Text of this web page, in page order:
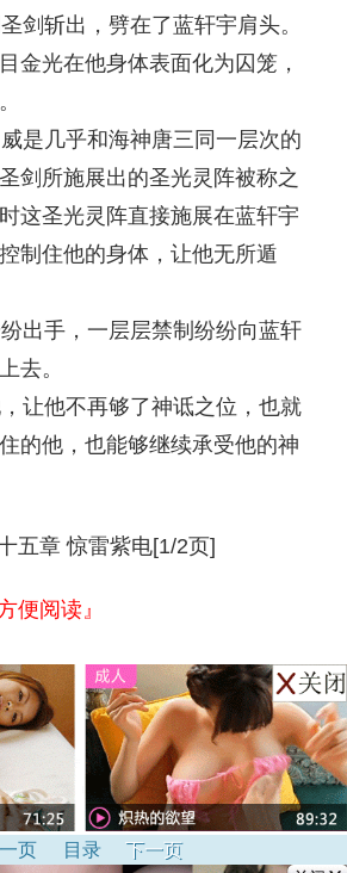
剑斩出，劈在了蓝轩宇肩头。
金光在他身体表面化为囚笼，
是几乎和海神唐三同一层次的
剑所施展出的圣光灵阵被称之
这圣光灵阵直接施展在蓝轩宇
制住他的身体，让他无所遁
出手，一层层禁制纷纷向蓝轩
去。
让他不再够了神诋之位，也就
的他，也能够继续承受他的神
五章 惊雷紫电[1/2页]
便阅读』
一页 目录 下一页